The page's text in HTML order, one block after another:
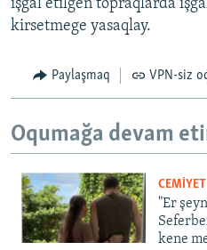
işğal etilgen topraqlarda
kirsetmege yasaqlay.
Paylaşmaq VPN-siz
Oqumağa devam
CEMİYET
"Er
kene